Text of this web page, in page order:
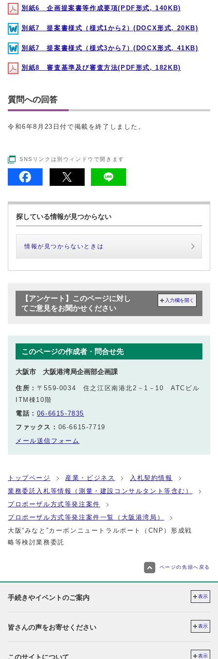
別紙6 企画提案書等作成要項(PDF形式, 140KB)
別紙7 提案書様式（様式1から2）(DOCX形式, 20KB)
別紙7 提案書様式（様式3から7）(DOCX形式, 41KB)
別紙8 審査基準及び審査方法(PDF形式, 182KB)
質問への回答
令和6年8月23日付で掲載を終了しました。
SNSリンクは別ウィンドウで開きます
探している情報が見つからない
情報が見つからないときは
【アンケート】このページに対し
てご意見をお聞かせください
入力欄を開く
このページの作成者・問合せ先
大阪市 大阪港湾局企画部企画課
住所： 〒559-0034 住之江区南港北2－1－10 ATCビル
ITM棟10階
電話： 06-6615-7835
ファックス： 06-6615-7719
メール送信フォーム
トップページ 産業・ビジネス
入札契約情報
業務委託入札等情報（測量・建設コンサルタント等含む）
プロポーザル方式等発注案件
プロポーザル方式等発注案件一覧（大阪港湾局）
大阪“みなと”カーボンニュートラルポート（CNP）形成戦
略等検討業務委託
ページの先頭へ戻る
手続きやイベントのご案内 表示
皆さんの声をお寄せください 表示
このサイトについて 表示